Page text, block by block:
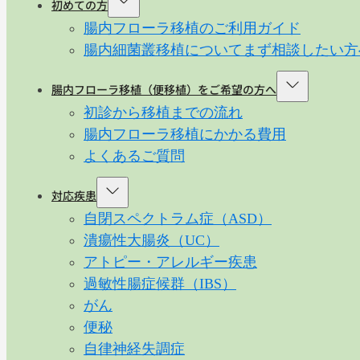
初めての方
腸内フローラ移植のご利用ガイド
腸内細菌叢移植についてまず相談したい
腸内フローラ移植（便移植）をご希望の方へ
初診から移植までの流れ
腸内フローラ移植にかかる費用
よくあるご質問
対応疾患
自閉スペクトラム症（ASD）
潰瘍性大腸炎（UC）
アトピー・アレルギー疾患
過敏性腸症候群（IBS）
がん
便秘
自律神経失調症